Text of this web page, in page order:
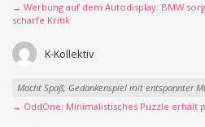
→ Werbung auf dem Autodisplay: BMW
scharfe Kritik
K-Kollektiv
Macht Spaß, Gedankenspiel mit entspannter
→ OddOne: Minimalistisches Puzzle erhält